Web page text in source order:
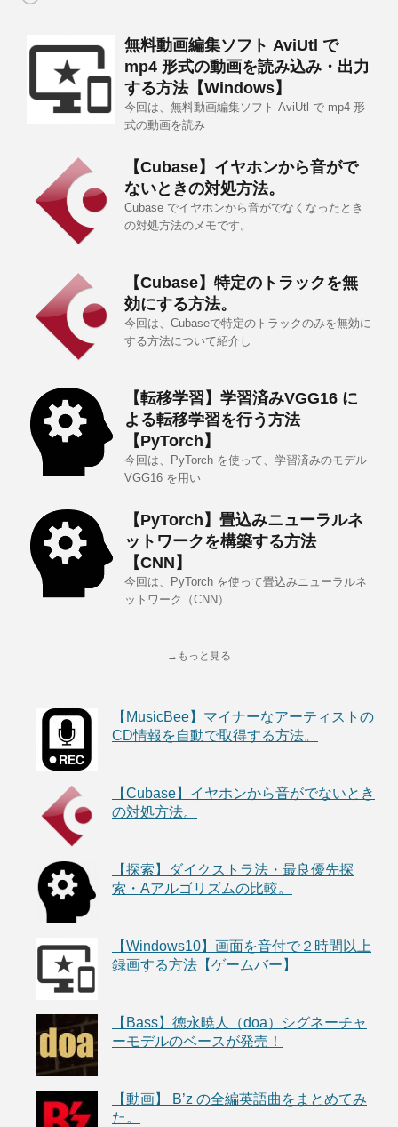
無料動画編集ソフト AviUtl で
mp4 形式の動画を読み込み・出力
する方法【Windows】
今回は、無料動画編集ソフト AviUtl で mp4 形
式の動画を読み
【Cubase】イヤホンから音がで
ないときの対処方法。
Cubase でイヤホンから音がでなくなったとき
の対処方法のメモです。
【Cubase】特定のトラックを無
効にする方法。
今回は、Cubaseで特定のトラックのみを無効に
する方法について紹介し
【転移学習】学習済みVGG16 に
よる転移学習を行う方法
【PyTorch】
今回は、PyTorch を使って、学習済みのモデル
VGG16 を用い
【PyTorch】畳込みニューラルネ
ットワークを構築する方法
【CNN】
今回は、PyTorch を使って畳込みニューラルネ
ットワーク（CNN）
→もっと見る
【MusicBee】マイナーなアーティストの
CD情報を自動で取得する方法。
【Cubase】イヤホンから音がでないとき
の対処方法。
【探索】ダイクストラ法・最良優先探
索・Aアルゴリズムの比較。
【Windows10】画面を音付で２時間以上
録画する方法【ゲームバー】
【Bass】徳永暁人（doa）シグネーチャ
ーモデルのベースが発売！
【動画】 B’z の全編英語曲をまとめてみ
た。